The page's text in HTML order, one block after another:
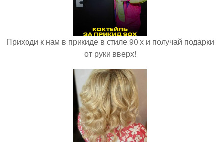
Приходи к нам в прикиде в стиле 90 х и получай подарки
от руки вверх!